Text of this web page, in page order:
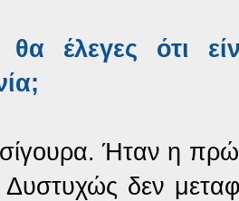
έλεγες ότι
Ήταν η
Δυστυχώς δεν